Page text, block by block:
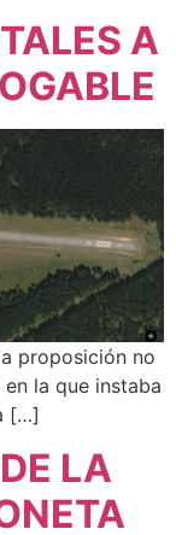
A
proposición no
la que instaba
[…]
LA